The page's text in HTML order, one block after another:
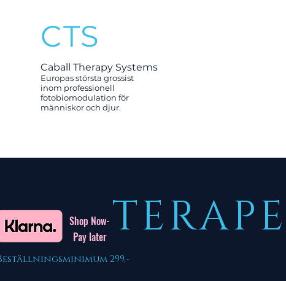
CTS
Caball Therapy Systems
Europas största grossist
inom professionell
fotobiomodulation för
människor och djur.
Shop Now-
Pay later
299,-